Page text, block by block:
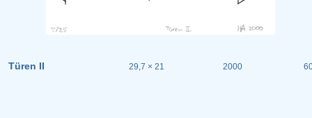
Türen II 29,7 × 21 2000